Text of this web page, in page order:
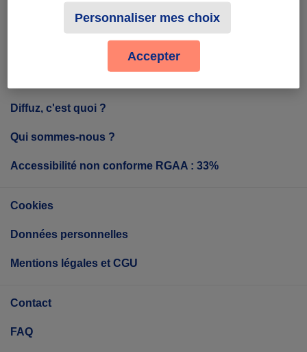
Tout sur Diffuz
Diffuz, c'est quoi ?
Qui sommes-nous ?
Accessibilité non conforme RGAA : 33%
Cookies
Données personnelles
Mentions légales et CGU
Contact
FAQ
Personnaliser mes choix
Accepter